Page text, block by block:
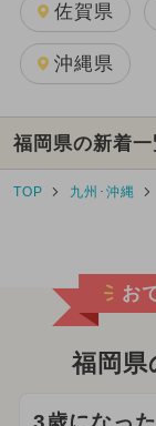
佐賀県
沖縄県
福岡県の新着
TOP 九州･沖縄
お
福岡